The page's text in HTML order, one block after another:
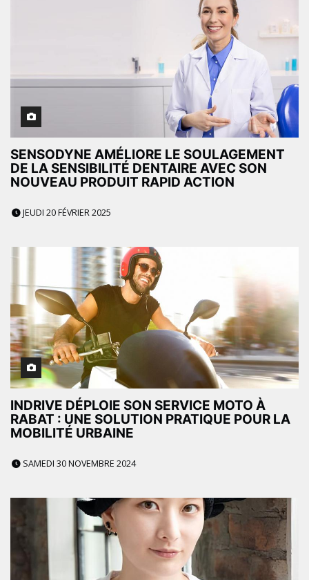
SENSODYNE AMÉLIORE LE SOULAGEMENT
DE LA SENSIBILITÉ DENTAIRE AVEC SON
NOUVEAU PRODUIT RAPID ACTION
JEUDI 20 FÉVRIER 2025
INDRIVE DÉPLOIE SON SERVICE MOTO À
RABAT : UNE SOLUTION PRATIQUE POUR LA
MOBILITÉ URBAINE
SAMEDI 30 NOVEMBRE 2024